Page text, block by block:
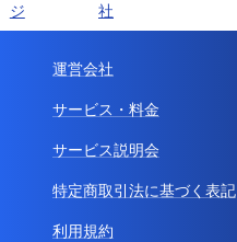
ジ
社
運営会社
サービス・料金
サービス説明会
特定商取引法に基づく表記
利用規約